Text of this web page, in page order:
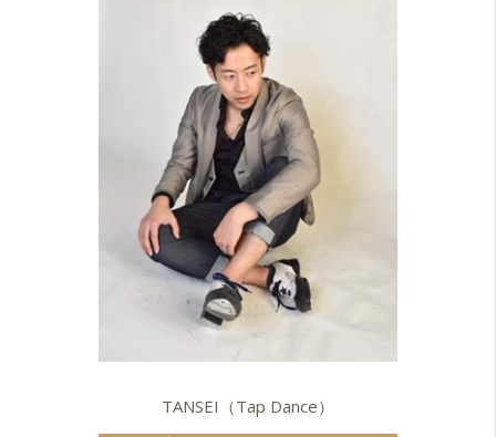
TANSEI（Tap Dance）